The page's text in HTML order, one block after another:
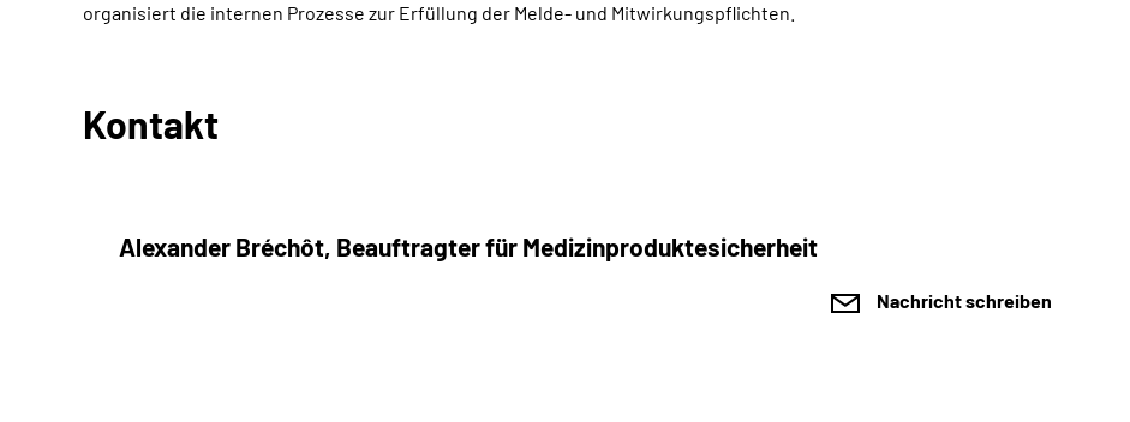
organisiert die internen Prozesse zur Erfüllung der Melde- und Mitwirkungspflichten.
Kontakt
Alexander Bréchôt, Beauftragter für Medizinproduktesicherheit
Nachricht schreiben